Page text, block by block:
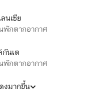
ลนเซีย
พักตากอากาศ
กันเต
พักตากอากาศ
งมากขึ้น